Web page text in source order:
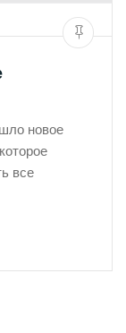
новое
все